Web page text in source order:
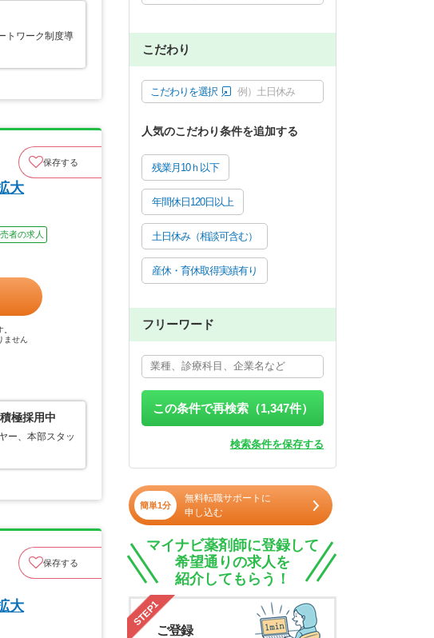
トワーク制度導
保存する
大
者の求人
ません
極採用中
ー、本部スタッ
保存する
大
こだわり
こだわりを選択 例）土日休み
人気のこだわり条件を追加する
残業月10ｈ以下
年間休日120日以上
土日休み（相談可含む）
産休・育休取得実績有り
フリーワード
この条件で再検索（1,347件）
検索条件を保存する
簡単1分
無料転職サポートに
申し込む
マイナビ薬剤師に登録して
希望通りの求人を
紹介してもらう！
STEP1
ご登録